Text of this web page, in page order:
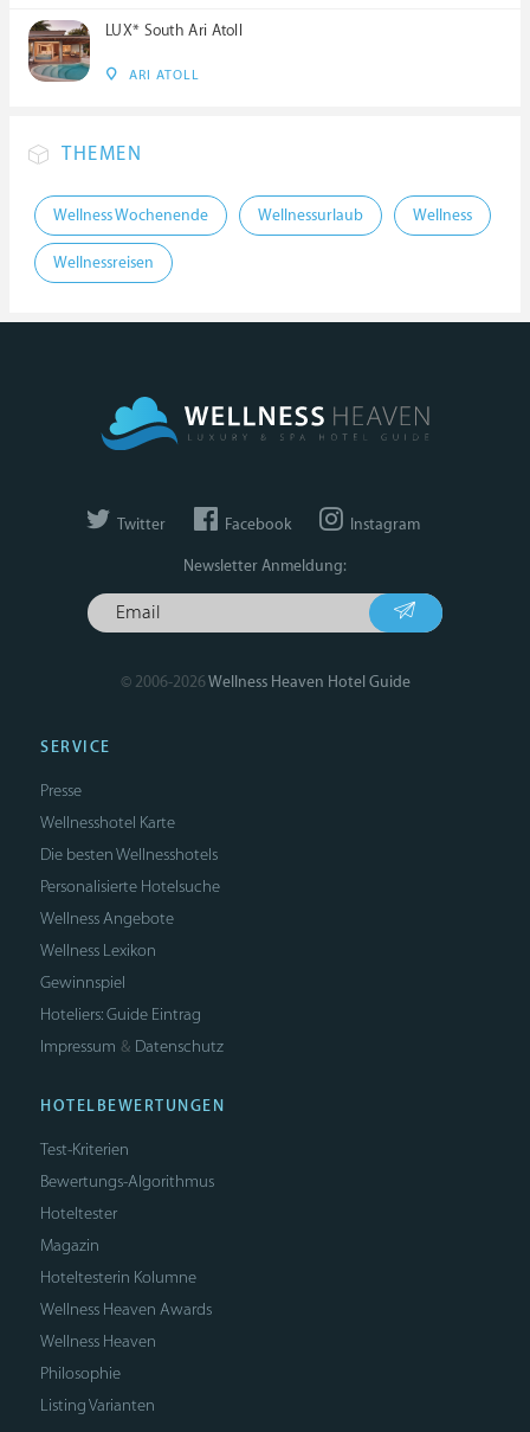
LUX* South Ari Atoll
ARI ATOLL
THEMEN
Wellness Wochenende Wellnessurlaub Wellness
Wellnessreisen
Twitter Facebook Instagram
Newsletter Anmeldung:
© 2006-2026Wellness Heaven Hotel Guide
SERVICE
Presse
Wellnesshotel Karte
Die besten Wellnesshotels
Personalisierte Hotelsuche
Wellness Angebote
Wellness Lexikon
Gewinnspiel
Hoteliers: Guide Eintrag
Impressum & Datenschutz
HOTELBEWERTUNGEN
Test-Kriterien
Bewertungs-Algorithmus
Hoteltester
Magazin
Hoteltesterin Kolumne
Wellness Heaven Awards
Wellness Heaven
Philosophie
Listing Varianten